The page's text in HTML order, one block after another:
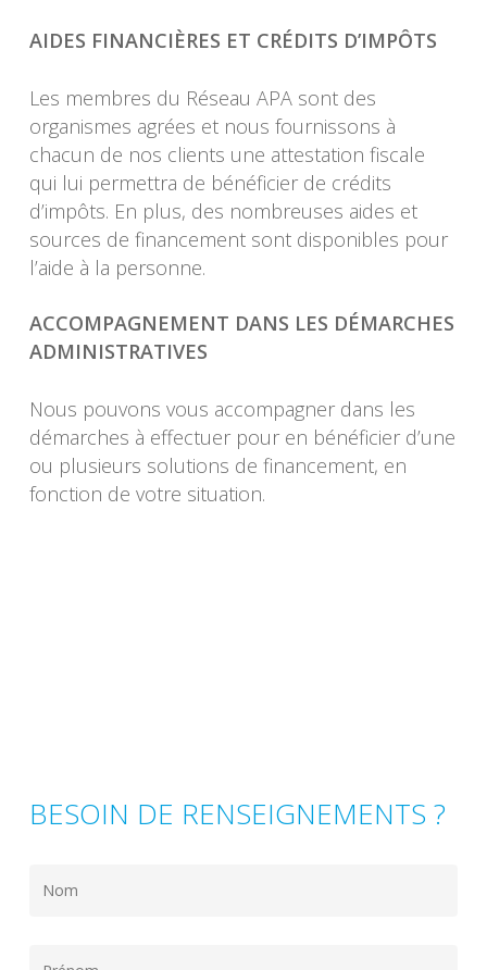
AIDES FINANCIÈRES ET CRÉDITS D’IMPÔTS
Les membres du Réseau APA sont des
organismes agrées et nous fournissons à
chacun de nos clients une attestation fiscale
qui lui permettra de bénéficier de crédits
d’impôts. En plus, des nombreuses aides et
sources de financement sont disponibles pour
l’aide à la personne.
ACCOMPAGNEMENT DANS LES DÉMARCHES
ADMINISTRATIVES
Nous pouvons vous accompagner dans les
démarches à effectuer pour en bénéficier d’une
ou plusieurs solutions de financement, en
fonction de votre situation.
BESOIN DE RENSEIGNEMENTS ?